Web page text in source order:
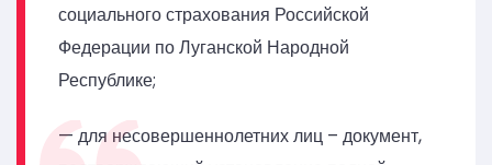
социального страхования Российской
Федерации по Луганской Народной
Республике;
— для несовершеннолетних лиц – документ,